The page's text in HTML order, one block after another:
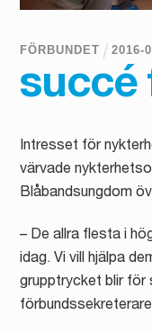
FÖRBUNDET 2016-
succé
Intresset för
värvade
Blåbandsungdom
– De allra flesta i
idag. Vi vill hjälpa
grupptrycket blir